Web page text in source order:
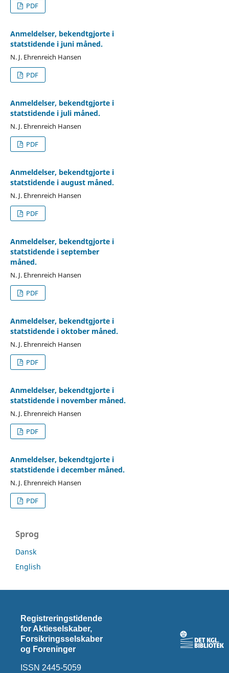
PDF
Anmeldelser, bekendtgjorte i
statstidende i juni måned.
N. J. Ehrenreich Hansen
PDF
Anmeldelser, bekendtgjorte i
statstidende i juli måned.
N. J. Ehrenreich Hansen
PDF
Anmeldelser, bekendtgjorte i
statstidende i august måned.
N. J. Ehrenreich Hansen
PDF
Anmeldelser, bekendtgjorte i
statstidende i september
måned.
N. J. Ehrenreich Hansen
PDF
Anmeldelser, bekendtgjorte i
statstidende i oktober måned.
N. J. Ehrenreich Hansen
PDF
Anmeldelser, bekendtgjorte i
statstidende i november måned.
N. J. Ehrenreich Hansen
PDF
Anmeldelser, bekendtgjorte i
statstidende i december måned.
N. J. Ehrenreich Hansen
PDF
Sprog
Dansk
English
Registreringstidende
for Aktieselskaber,
Forsikringsselskaber
og Foreninger
ISSN 2445-5059